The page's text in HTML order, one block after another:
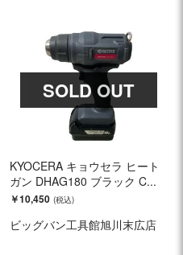
SOLD OUT
KYOCERA キョウセラ ヒート
ガン DHAG180 ブラック C...
￥10,450
ビッグバン工具館旭川末広店